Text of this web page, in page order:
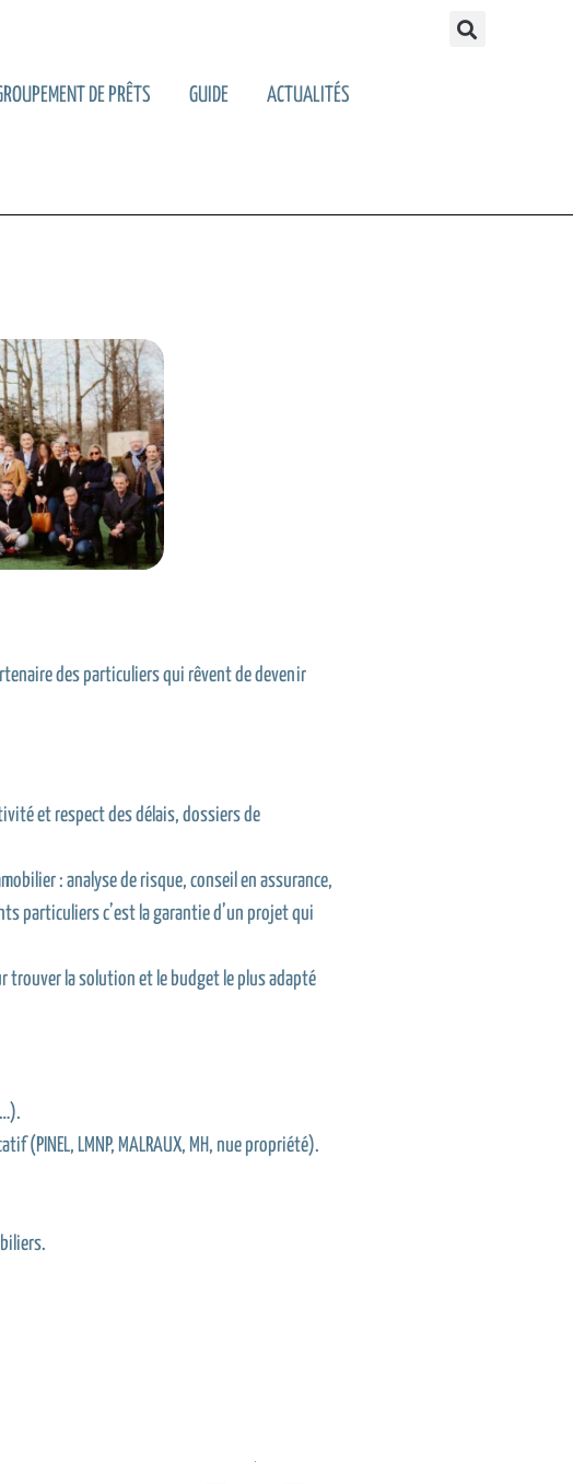
DE PRÊTS GUIDE
ACTUALITÉS
des particuliers qui rêvent de devenir
et respect des délais, dossiers de
: analyse de risque, conseil en assurance,
particuliers c’est la garantie d’un projet qui
la solution et le budget le plus adapté
LMNP, MALRAUX, MH, nue propriété).